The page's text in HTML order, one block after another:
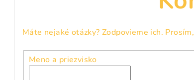
Máte nejaké otázky? Zodpovieme ich.
Meno a priezvisko